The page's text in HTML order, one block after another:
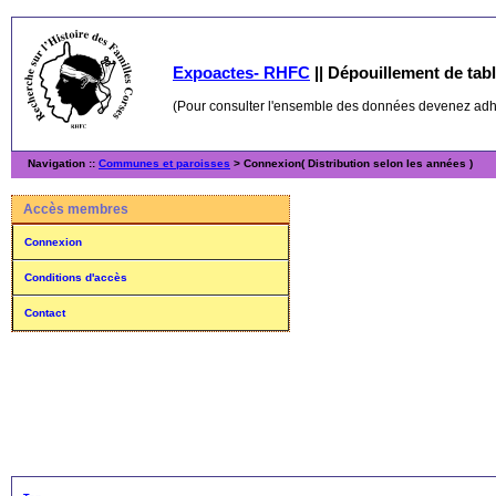
Expoactes- RHFC || Dépouillement de
(Pour consulter l'ensemble des données devenez
Navigation :: Communes et paroisses > Connexion( Distribution selon les années )
Accès membres
Connexion
Conditions d'accès
Contact